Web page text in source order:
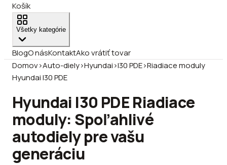
Košík
Všetky kategórie
BlogO násKontaktAko vrátiť tovar
Domov›Auto-diely›Hyundai›I30 PDE›Riadiace moduly
Hyundai I30 PDE
Hyundai I30 PDE Riadiace
moduly: Spoľahlivé
autodiely pre vašu
generáciu